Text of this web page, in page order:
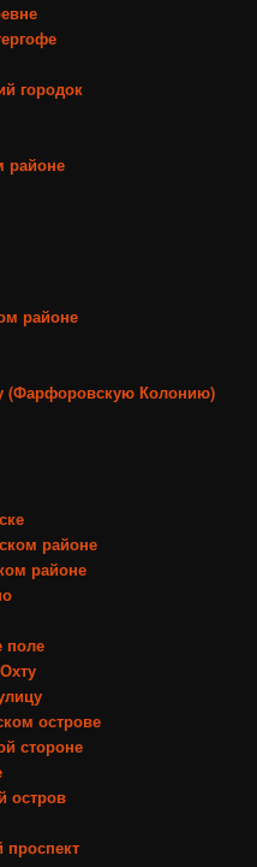
городок
районе
районе
(Фарфоровскую Колонию)
районе
районе
поле
острове
стороне
остров
проспект